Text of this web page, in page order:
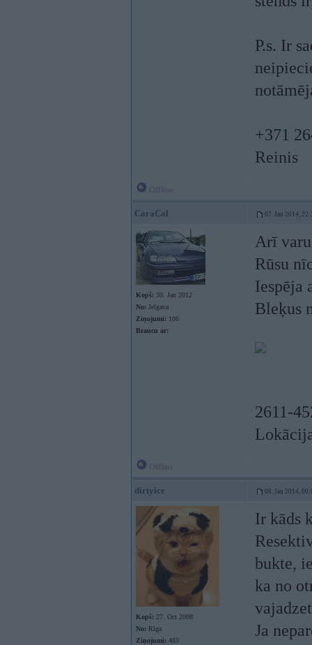
P.s. Ir
+371
Reinis
CaraCal 07. Jan 2014,
Kopš: 30. Jan 2012
No: Jelgava
Ziņojumi: 106
Braucu ar:
Arī
Rūsu
Iespēja
Bleķus
2611-
dirtyice 08. Jan 2014,
Kopš: 27. Oct 2008
No: Rīga
Ziņojumi: 483
Ir kāds
bukte,
ka no
Ja